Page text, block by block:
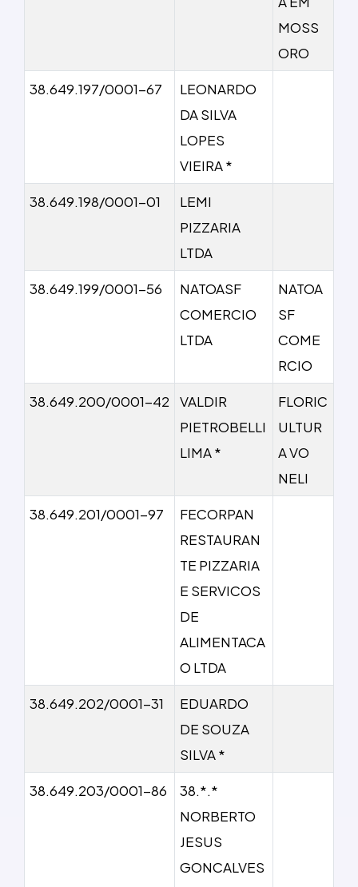
MOSS
ORO
38.649.197/0001-67
LEONARDO
DA SILVA
LOPES
VIEIRA *
38.649.198/0001-01
LEMI
PIZZARIA
LTDA
38.649.199/0001-56
NATOASF
COMERCIO
LTDA
NATOA
SF
COME
RCIO
38.649.200/0001-42
VALDIR
PIETROBELLI
LIMA *
FLORIC
ULTUR
A VO
NELI
38.649.201/0001-97
FECORPAN
RESTAURAN
TE PIZZARIA
E SERVICOS
DE
ALIMENTACA
O LTDA
38.649.202/0001-31
EDUARDO
DE SOUZA
SILVA *
38.649.203/0001-86
38.*.*
NORBERTO
JESUS
GONCALVES